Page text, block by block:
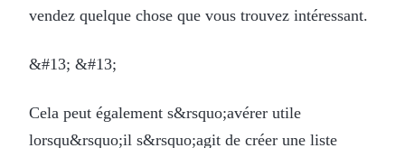
vendez quelque chose que vous trouvez intéressant.
&#13; &#13;
Cela peut également s&rsquo;avérer utile
lorsqu&rsquo;il s&rsquo;agit de créer une liste